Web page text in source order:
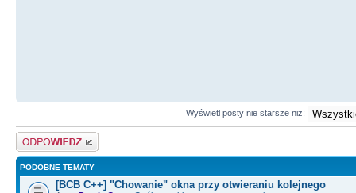
Wyświetl posty nie starsze niż:
Odpowiedz
PODOBNE TEMATY
[BCB C++] "Chowanie" okna przy otwieraniu kolejnego